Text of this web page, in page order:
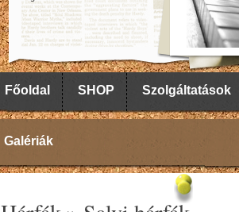
Főoldal SHOP Szolgáltatások
Galériák